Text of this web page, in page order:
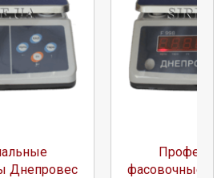
Днепровес
фасовочные